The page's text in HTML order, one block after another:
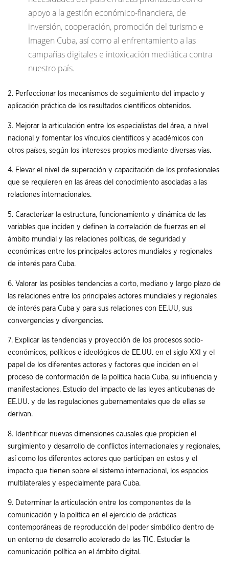
apoyo a la gestión económico-financiera, de
inversión, cooperación, promoción del turismo e
Imagen Cuba, así como al enfrentamiento a las
campañas digitales e intoxicación mediática contra
nuestro país.
2. Perfeccionar los mecanismos de seguimiento del impacto y
aplicación práctica de los resultados científicos obtenidos.
3. Mejorar la articulación entre los especialistas del área, a nivel
nacional y fomentar los vínculos científicos y académicos con
otros países, según los intereses propios mediante diversas vías.
4. Elevar el nivel de superación y capacitación de los profesionales
que se requieren en las áreas del conocimiento asociadas a las
relaciones internacionales.
5. Caracterizar la estructura, funcionamiento y dinámica de las
variables que inciden y definen la correlación de fuerzas en el
ámbito mundial y las relaciones políticas, de seguridad y
económicas entre los principales actores mundiales y regionales
de interés para Cuba.
6. Valorar las posibles tendencias a corto, mediano y largo plazo de
las relaciones entre los principales actores mundiales y regionales
de interés para Cuba y para sus relaciones con EE.UU, sus
convergencias y divergencias.
7. Explicar las tendencias y proyección de los procesos socio-
económicos, políticos e ideológicos de EE.UU. en el siglo XXI y el
papel de los diferentes actores y factores que inciden en el
proceso de conformación de la política hacia Cuba, su influencia y
manifestaciones. Estudio del impacto de las leyes anticubanas de
EE.UU. y de las regulaciones gubernamentales que de ellas se
derivan.
8. Identificar nuevas dimensiones causales que propicien el
surgimiento y desarrollo de conflictos internacionales y regionales,
así como los diferentes actores que participan en estos y el
impacto que tienen sobre el sistema internacional, los espacios
multilaterales y especialmente para Cuba.
9. Determinar la articulación entre los componentes de la
comunicación y la política en el ejercicio de prácticas
contemporáneas de reproducción del poder simbólico dentro de
un entorno de desarrollo acelerado de las TIC. Estudiar la
comunicación política en el ámbito digital.